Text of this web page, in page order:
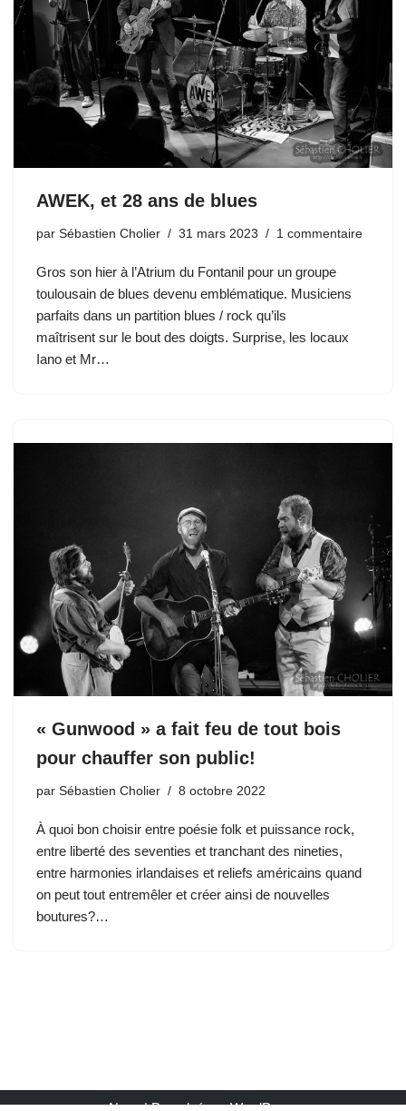
AWEK, et 28 ans de blues
par Sébastien Cholier 31 mars 2023 1 commentaire
Gros son hier à l’Atrium du Fontanil pour un groupe
toulousain de blues devenu emblématique. Musiciens
parfaits dans un partition blues / rock qu’ils
maîtrisent sur le bout des doigts. Surprise, les locaux
Iano et Mr…
« Gunwood » a fait feu de tout bois
pour chauffer son public!
par Sébastien Cholier 8 octobre 2022
À quoi bon choisir entre poésie folk et puissance rock,
entre liberté des seventies et tranchant des nineties,
entre harmonies irlandaises et reliefs américains quand
on peut tout entremêler et créer ainsi de nouvelles
boutures?…
Neve| Propulsé parWordPress